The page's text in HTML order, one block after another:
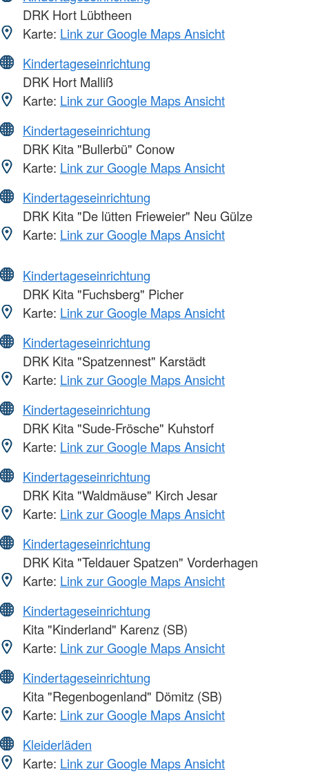
DRK Hort Lübtheen
Karte: Link zur Google Maps Ansicht
Kindertageseinrichtung
DRK Hort Malliß
Karte: Link zur Google Maps Ansicht
Kindertageseinrichtung
DRK Kita "Bullerbü" Conow
Karte: Link zur Google Maps Ansicht
Kindertageseinrichtung
DRK Kita "De lütten Frieweier" Neu Gülze
Karte: Link zur Google Maps Ansicht
Kindertageseinrichtung
DRK Kita "Fuchsberg" Picher
Karte: Link zur Google Maps Ansicht
Kindertageseinrichtung
DRK Kita "Spatzennest" Karstädt
Karte: Link zur Google Maps Ansicht
Kindertageseinrichtung
DRK Kita "Sude-Frösche" Kuhstorf
Karte: Link zur Google Maps Ansicht
Kindertageseinrichtung
DRK Kita "Waldmäuse" Kirch Jesar
Karte: Link zur Google Maps Ansicht
Kindertageseinrichtung
DRK Kita "Teldauer Spatzen" Vorderhagen
Karte: Link zur Google Maps Ansicht
Kindertageseinrichtung
Kita "Kinderland" Karenz (SB)
Karte: Link zur Google Maps Ansicht
Kindertageseinrichtung
Kita "Regenbogenland" Dömitz (SB)
Karte: Link zur Google Maps Ansicht
Kleiderläden
Karte: Link zur Google Maps Ansicht